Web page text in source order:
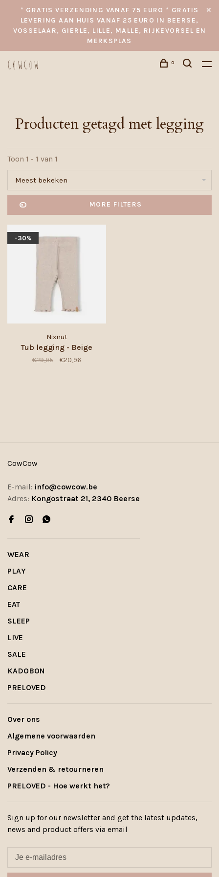
* GRATIS VERZENDING VANAF 75 EURO * GRATIS
LEVERING AAN HUIS VANAF 25 EURO IN BEERSE,
VOSSELAAR, GIERLE, LILLE, MALLE, RIJKEVORSEL EN
MERKSPLAS
0
Producten getagd met legging
Toon 1 - 1 van 1
Meest bekeken
MORE FILTERS
-30%
Nixnut
Tub legging - Beige
€29,95 €20,96
CowCow
E-mail: info@cowcow.be
Adres: Kongostraat 21, 2340 Beerse
WEAR
PLAY
CARE
EAT
SLEEP
LIVE
SALE
KADOBON
PRELOVED
Over ons
Algemene voorwaarden
Privacy Policy
Verzenden & retourneren
PRELOVED - Hoe werkt het?
Sign up for our newsletter and get the latest updates,
news and product offers via email